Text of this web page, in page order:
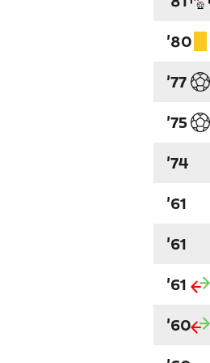
'81
'80
'77
'75
'74
'61
'61
'61
'60